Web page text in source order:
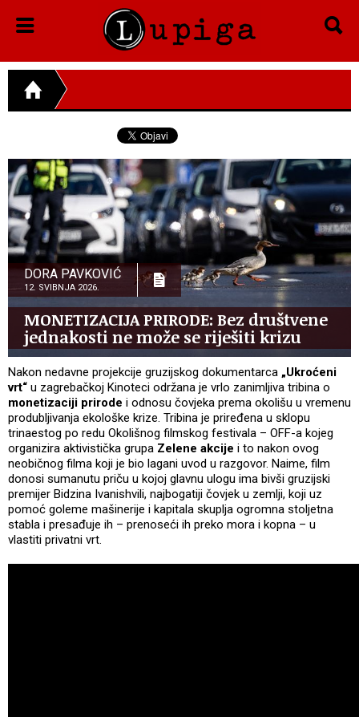
DORA PAVKOVIĆ
12. SVIBNJA 2026.
MONETIZACIJA PRIRODE: Bez društvene
jednakosti ne može se riješiti krizu
Nakon nedavne projekcije gruzijskog dokumentarca „Ukroćeni
vrt“ u zagrebačkoj Kinoteci održana je vrlo zanimljiva tribina o
monetizaciji prirode i odnosu čovjeka prema okolišu u vremenu
produbljivanja ekološke krize. Tribina je priređena u sklopu
trinaestog po redu Okolišnog filmskog festivala – OFF-a kojeg
organizira aktivistička grupa Zelene akcije i to nakon ovog
neobičnog filma koji je bio lagani uvod u razgovor. Naime, film
donosi sumanutu priču u kojoj glavnu ulogu ima bivši gruzijski
premijer Bidzina Ivanishvili, najbogatiji čovjek u zemlji, koji uz
pomoć goleme mašinerije i kapitala skuplja ogromna stoljetna
stabla i presađuje ih – prenoseći ih preko mora i kopna – u
vlastiti privatni vrt.